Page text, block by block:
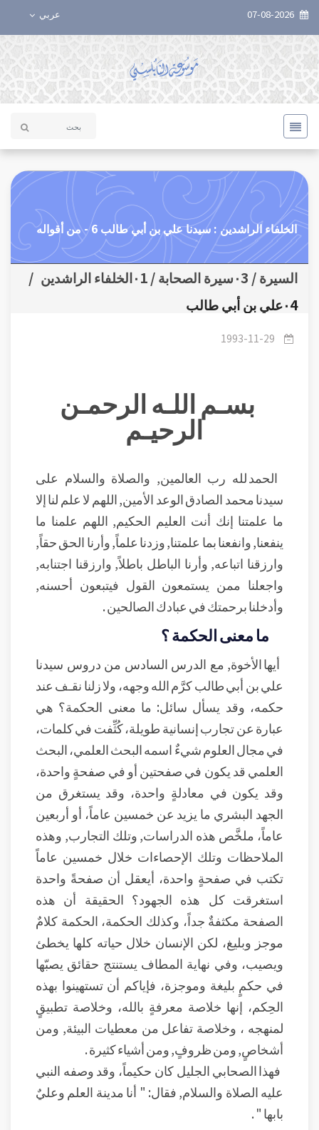
عربي
الخلفاء الراشدين : سيدنا علي بن أبي طالب 6 - من أقواله
السيرة / ٠3سيرة الصحابة / ٠1الخلفاء الراشدين
/
٠4علي بن أبي طالب
1993-11-29
بسـم اللـه الرحمـن
الرحيـم
الحمد لله رب العالمين, والصلاة والسلام على
سيدنا محمد الصادق الوعد الأمين, اللهم لا علم لنا إلا
ما علمتنا إنك أنت العليم الحكيم, اللهم علمنا ما
ينفعنا, وانفعنا بما علمتنا, وزدنا علماً, وأرنا الحق حقاً,
وارزقنا اتباعه, وأرنا الباطل باطلاً, وارزقنا اجتنابه,
واجعلنا ممن يستمعون القول فيتبعون أحسنه,
وأدخلنا برحمتك في عبادك الصالحين .
ما معنى الحكمة ؟
أيها الأخوة, مع الدرس السادس من دروس سيدنا
علي بن أبي طالب كرَّم الله وجهه، ولا زلنا نقـف عند
حكمه، وقد يسأل سائل: ما معنى الحكمة؟ هي
عبارة عن تجارب إنسانية طويلة، كُثِّفت في كلمات،
في مجال العلوم شيءٌ اسمه البحث العلمي، البحث
العلمي قد يكون في صفحتين أو في صفحةٍ واحدة،
وقد يكون في معادلةٍ واحدة، وقد يستغرق من
الجهد البشري ما يزيد عن خمسين عاماً، أو أربعين
عاماً، ملخَّص هذه الدراسات, وتلك التجارب, وهذه
الملاحظات وتلك الإحصاءات خلال خمسين عاماً
تكتب في صفحةٍ واحدة، أيعقل أن صفحةً واحدة
استغرقت كل هذه الجهود؟ الحقيقة أن هذه
الصفحة مكثفةٌ جداً، وكذلك الحكمة، الحكمة كلامٌ
موجز وبليغ، لكن الإنسان خلال حياته كلها يخطئ
ويصيب، وفي نهاية المطاف يستنتج حقائق يصبّها
في حكمٍ بليغة وموجزة، فإياكم أن تستهينوا بهذه
الحِكم، إنها خلاصة معرفةٍ بالله، وخلاصة تطبيقٍ
لمنهجه ، وخلاصة تفاعل من معطيات البيئة, ومن
أشخاصٍ, ومن ظروفٍ, ومن أشياء كثيرة .
فهذا الصحابي الجليل كان حكيماً، وقد وصفه النبي
عليه الصلاة والسلام, فقال: " أنا مدينة العلم وعليٌ
بابها " .